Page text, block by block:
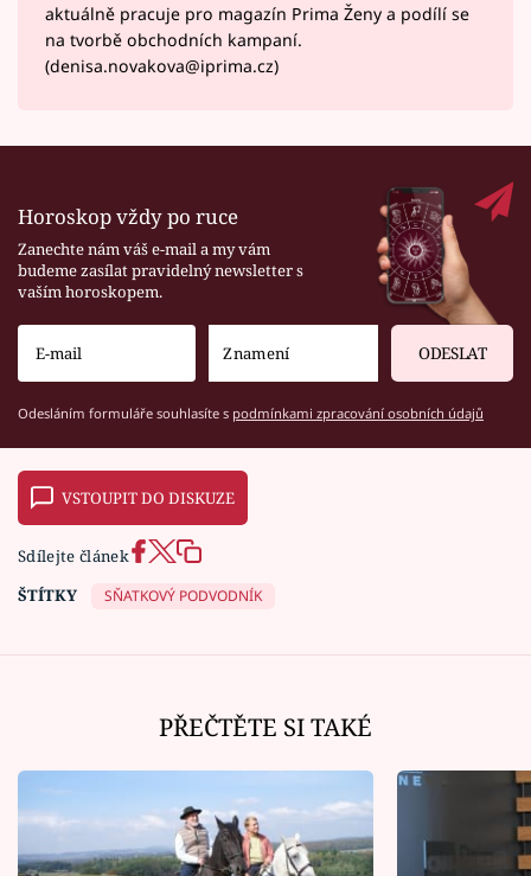
aktuálně pracuje pro magazín Prima Ženy a podílí se
na tvorbě obchodních kampaní.
(denisa.novakova@iprima.cz)
Horoskop vždy po ruce
Zanechte nám váš e-mail a my vám
budeme zasílat pravidelný newsletter s
vaším horoskopem.
ODESLAT
Odesláním formuláře souhlasíte s podmínkami zpracování osobních údajů
VSTOUPIT DO DISKUZE
Sdílejte článek
ŠTÍTKY
SŇATKOVÝ PODVODNÍK
PŘEČTĚTE SI TAKÉ